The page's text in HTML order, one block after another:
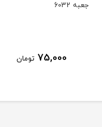
جعبه 6022
60,000 تومان